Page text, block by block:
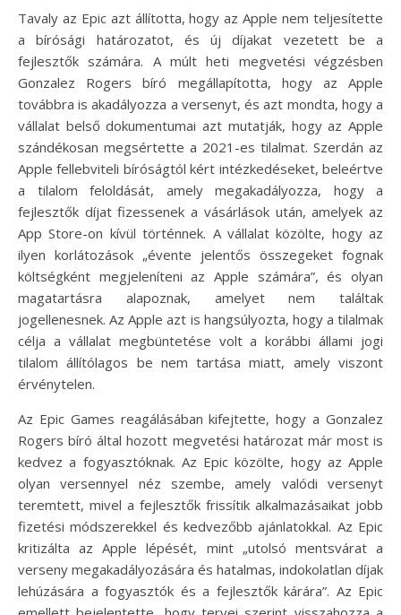
Tavaly az Epic azt állította, hogy az Apple nem teljesítette
a bírósági határozatot, és új díjakat vezetett be a
fejlesztők számára. A múlt heti megvetési végzésben
Gonzalez Rogers bíró megállapította, hogy az Apple
továbbra is akadályozza a versenyt, és azt mondta, hogy a
vállalat belső dokumentumai azt mutatják, hogy az Apple
szándékosan megsértette a 2021-es tilalmat. Szerdán az
Apple fellebviteli bíróságtól kért intézkedéseket, beleértve
a tilalom feloldását, amely megakadályozza, hogy a
fejlesztők díjat fizessenek a vásárlások után, amelyek az
App Store-on kívül történnek. A vállalat közölte, hogy az
ilyen korlátozások „évente jelentős összegeket fognak
költségként megjeleníteni az Apple számára”, és olyan
magatartásra alapoznak, amelyet nem találtak
jogellenesnek. Az Apple azt is hangsúlyozta, hogy a tilalmak
célja a vállalat megbüntetése volt a korábbi állami jogi
tilalom állítólagos be nem tartása miatt, amely viszont
érvénytelen.
Az Epic Games reagálásában kifejtette, hogy a Gonzalez
Rogers bíró által hozott megvetési határozat már most is
kedvez a fogyasztóknak. Az Epic közölte, hogy az Apple
olyan versennyel néz szembe, amely valódi versenyt
teremtett, mivel a fejlesztők frissítik alkalmazásaikat jobb
fizetési módszerekkel és kedvezőbb ajánlatokkal. Az Epic
kritizálta az Apple lépését, mint „utolsó mentsvárat a
verseny megakadályozására és hatalmas, indokolatlan díjak
lehúzására a fogyasztók és a fejlesztők kárára”. Az Epic